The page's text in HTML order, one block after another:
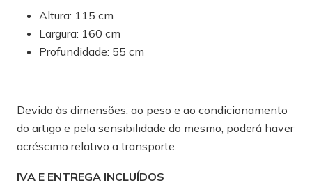
Altura: 115 cm
Largura: 160 cm
Profundidade: 55 cm
Devido às dimensões, ao peso e ao condicionamento
do artigo e pela sensibilidade do mesmo, poderá haver
acréscimo relativo a transporte.
IVA E ENTREGA INCLUÍDOS